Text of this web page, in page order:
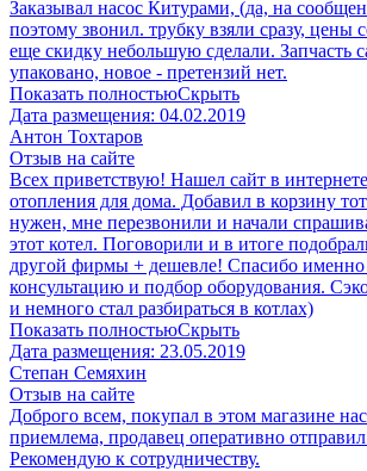
Заказывал насос Китурами, (да, на
поэтому звонил. трубку взяли сразу, цены
еще скидку небольшую сделали. Запчасть
упаковано, новое - претензий нет.
Показать полностьюСкрыть
Дата размещения: 04.02.2019
Антон Тохтаров
Отзыв на сайте
Всех приветствую! Нашел сайт в интернете
отопления для дома. Добавил в корзину
нужен, мне перезвонили и начали
этот котел. Поговорили и в итоге
другой фирмы + дешевле! Спасибо
консультацию и подбор оборудования.
и немного стал разбираться в котлах)
Показать полностьюСкрыть
Дата размещения: 23.05.2019
Степан Семяхин
Отзыв на сайте
Доброго всем, покупал в этом магазине
приемлема, продавец оперативно
Рекомендую к сотрудничеству.